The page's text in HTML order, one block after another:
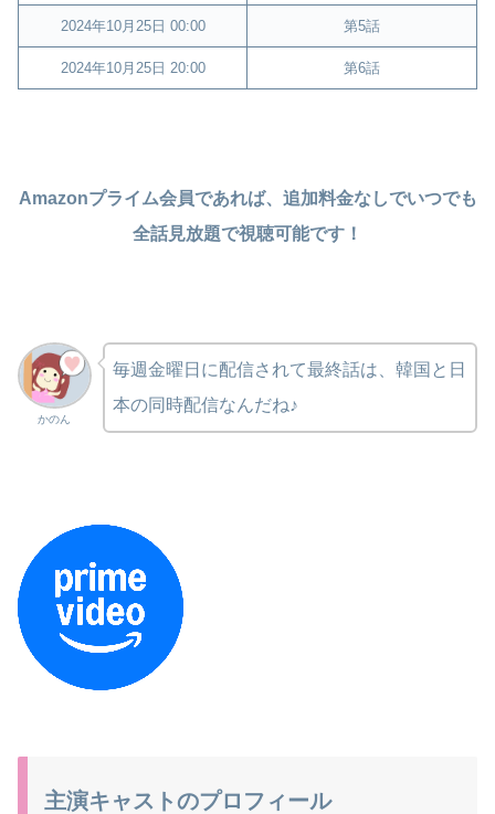
2024年10月25日 00:00 第5話
2024年10月25日 20:00 第6話
Amazonプライム会員であれば、追加料金なしでいつでも
全話見放題で視聴可能です！
かのん
毎週金曜日に配信されて最終話は、韓国と日
本の同時配信なんだね♪
主演キャストのプロフィール